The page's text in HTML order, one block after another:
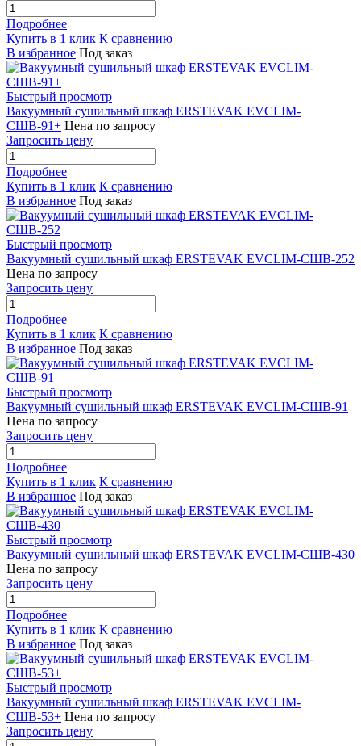
Подробнее
Купить в 1 клик К сравнению
В избранное Под заказ
Быстрый просмотр
Вакуумный сушильный шкаф ERSTEVAK EVCLIM-
СШВ-91+ Цена по запросу
Запросить цену
Подробнее
Купить в 1 клик К сравнению
В избранное Под заказ
Быстрый просмотр
Вакуумный сушильный шкаф ERSTEVAK EVCLIM-СШВ-252
Цена по запросу
Запросить цену
Подробнее
Купить в 1 клик К сравнению
В избранное Под заказ
Быстрый просмотр
Вакуумный сушильный шкаф ERSTEVAK EVCLIM-СШВ-91
Цена по запросу
Запросить цену
Подробнее
Купить в 1 клик К сравнению
В избранное Под заказ
Быстрый просмотр
Вакуумный сушильный шкаф ERSTEVAK EVCLIM-СШВ-430
Цена по запросу
Запросить цену
Подробнее
Купить в 1 клик К сравнению
В избранное Под заказ
Быстрый просмотр
Вакуумный сушильный шкаф ERSTEVAK EVCLIM-
СШВ-53+ Цена по запросу
Запросить цену